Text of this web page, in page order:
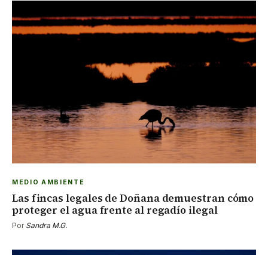
MEDIO AMBIENTE
Las fincas legales de Doñana demuestran cómo
proteger el agua frente al regadío ilegal
Por Sandra M.G.